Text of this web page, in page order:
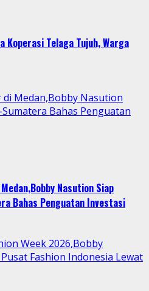
Koperasi Telaga Tujuh, Warga
Medan,Bobby Nasution
Bahas Penguatan
Nasution Siap
Bahas Penguatan Investasi
Week 2026,Bobby
Fashion Indonesia Lewat